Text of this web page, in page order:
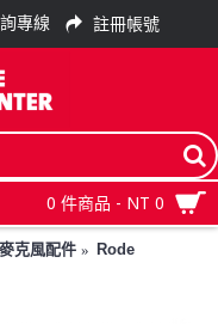
專線 註冊帳號
0 件商品 - NT 0
克風配件
Rode